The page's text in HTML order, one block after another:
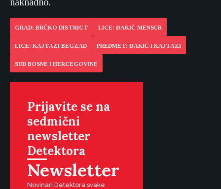
GRAD: BRČKO DISTRICT LICE: ĐAKIĆ MENSUR
LICE: KAJTAZI BEGZAD PREDMET: ĐAKIĆ I KAJTAZI
SUD BOSNE I HERCEGOVINE
Prijavite se na
sedmični
newsletter
Detektora
Newsletter
Novinari Detektora svake